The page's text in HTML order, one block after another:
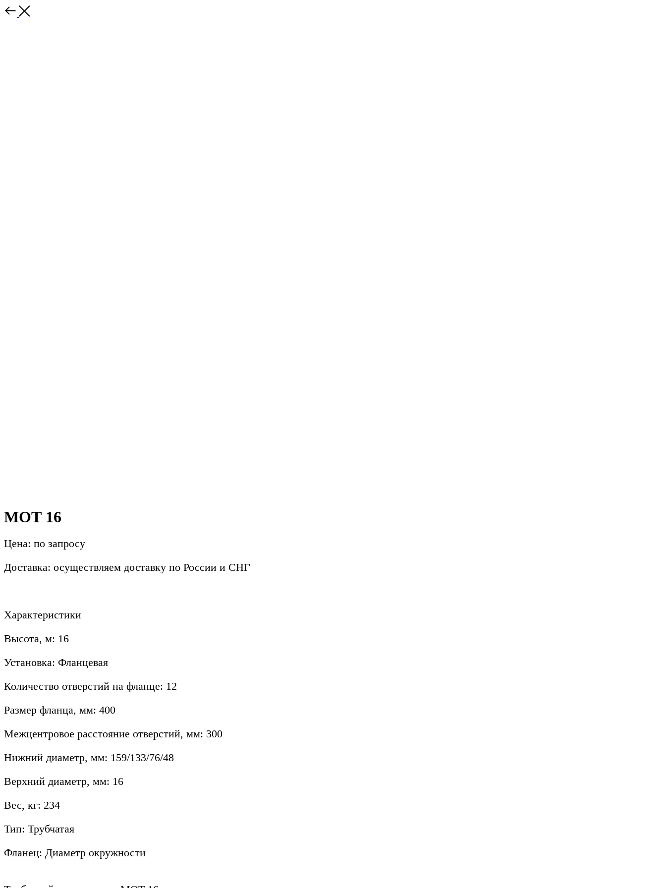
МОТ 16
Цена: по запросу
Доставка: осуществляем доставку по России и СНГ
Характеристики
Высота, м: 16
Установка: Фланцевая
Количество отверстий на фланце: 12
Размер фланца, мм: 400
Межцентровое расстояние отверстий, мм: 300
Нижний диаметр, мм: 159/133/76/48
Верхний диаметр, мм: 16
Вес, кг: 234
Тип: Трубчатая
Фланец: Диаметр окружности